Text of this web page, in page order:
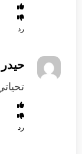
رد
رد